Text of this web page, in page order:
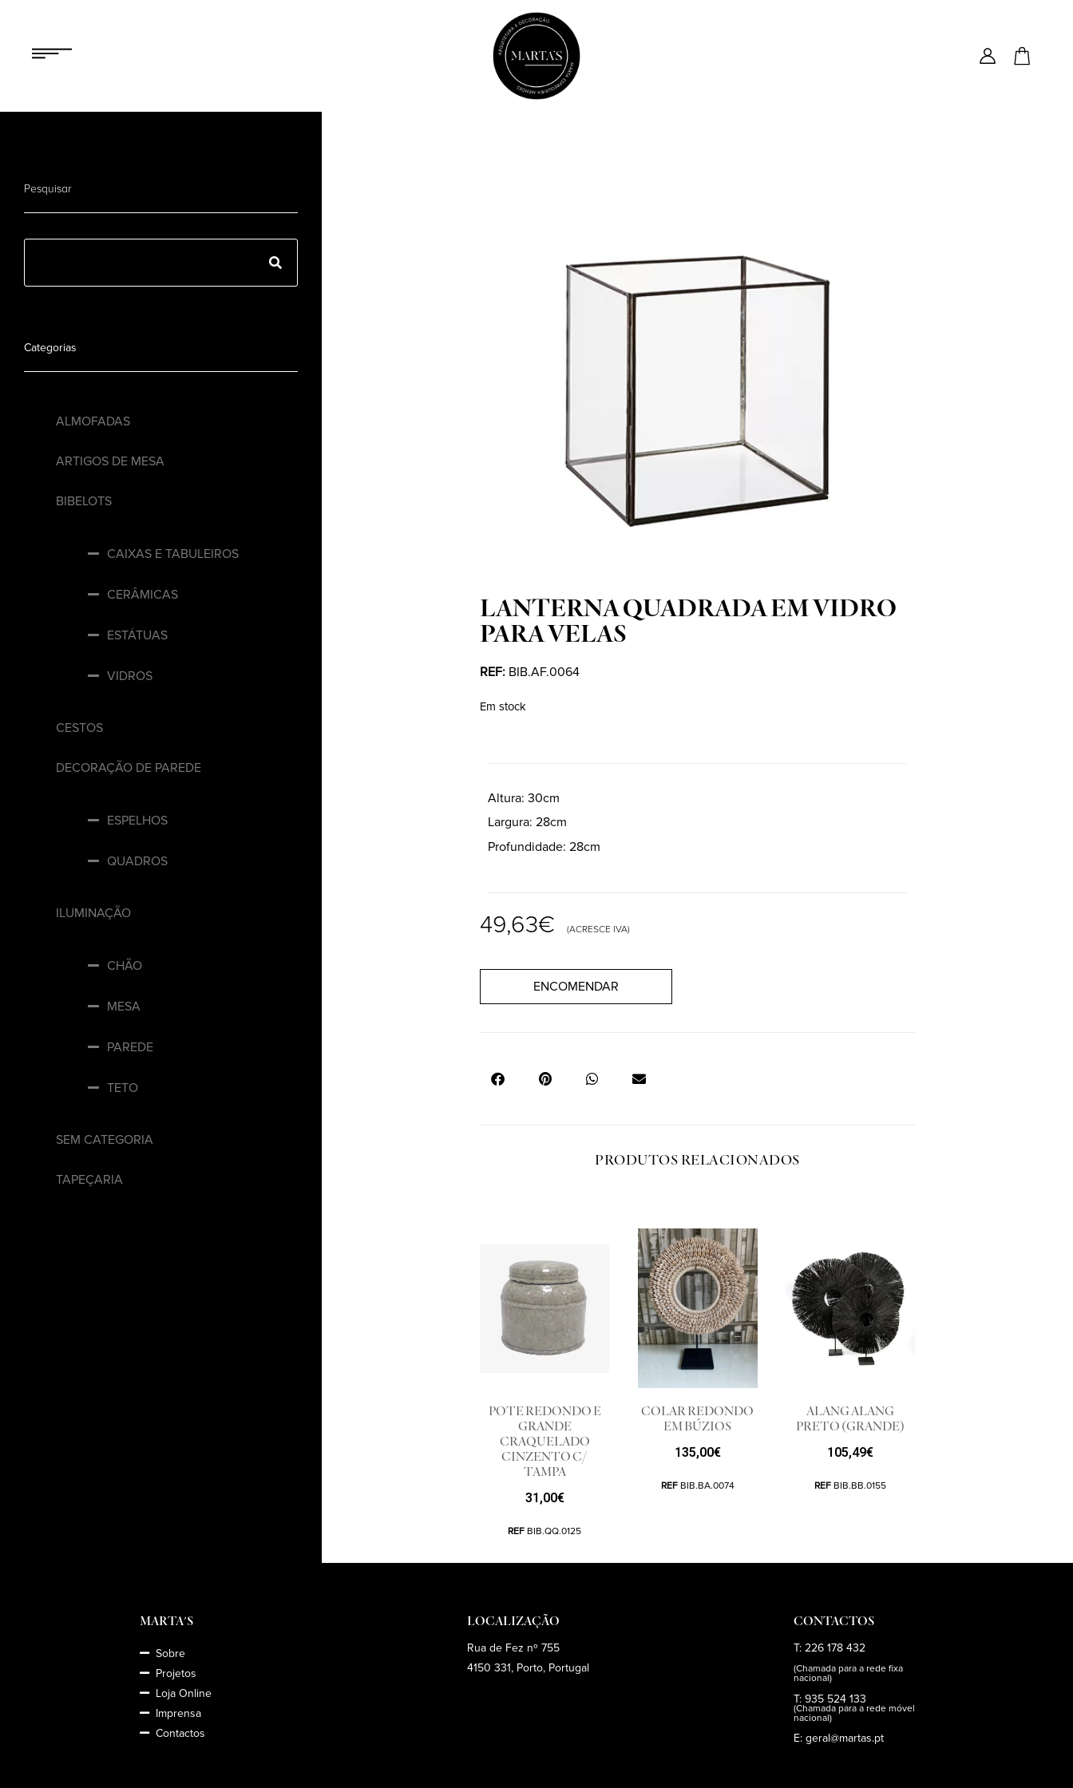
Pesquisar
Categorias
ALMOFADAS
ARTIGOS DE MESA
BIBELOTS
CAIXAS E TABULEIROS
CERÂMICAS
ESTÁTUAS
VIDROS
CESTOS
DECORAÇÃO DE PAREDE
ESPELHOS
QUADROS
ILUMINAÇÃO
CHÃO
MESA
PAREDE
TETO
SEM CATEGORIA
TAPEÇARIA
LANTERNA QUADRADA EM VIDRO
PARA VELAS
REF: BIB.AF.0064
Em stock
Altura 30cm
Largura 28cm
Profundidade 28cm
49,63€ (ACRESCE IVA)
ENCOMENDAR
PRODUTOS RELACIONADOS
POTE REDONDO E
GRANDE
CRAQUELADO
CINZENTO C/
TAMPA
31,00€
REF BIB.QQ.0125
COLAR REDONDO
EM BÚZIOS
135,00€
REF BIB.BA.0074
ALANG ALANG
PRETO (GRANDE)
105,49€
REF BIB.BB.0155
MARTA'S
Sobre
Projetos
Loja Online
Imprensa
Contactos
LOCALIZAÇÃO
Rua de Fez nº 755
4150 331, Porto, Portugal
CONTACTOS
T: 226 178 432
(Chamada para a rede fixa
nacional)
T: 935 524 133
(Chamada para a rede móvel
nacional)
E: geral@martas.pt